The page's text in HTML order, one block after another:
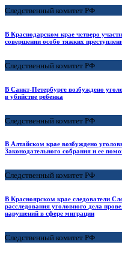
Следственный комитет РФ
В Краснодарском крае четверо
совершении особо тяжких
Следственный комитет РФ
В Санкт-Петербурге возбуждено
в убийстве ребенка
Следственный комитет РФ
В Алтайском крае возбуждено
Законодательного собрания и ее
Следственный комитет РФ
В Красноярском крае следователи
расследования уголовного дела
нарушений в сфере миграции
Следственный комитет РФ